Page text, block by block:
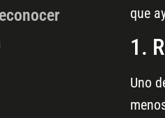
que
1.
Uno